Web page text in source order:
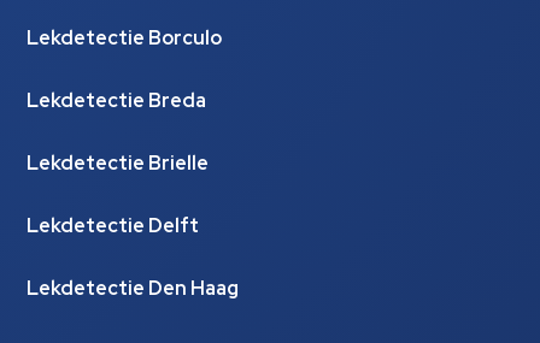
Lekdetectie Borculo
Lekdetectie Breda
Lekdetectie Brielle
Lekdetectie Delft
Lekdetectie Den Haag